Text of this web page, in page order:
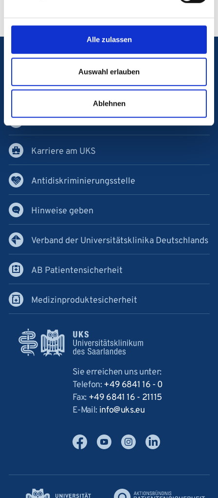
Alle zulassen
Auswahl erlauben
Ablehnen
Notfall
Blutspende
Kontakt & Anfahrt
Karriere am UKS
Antidiskriminierungsstelle
Hinweise geben
Verband der Universitätsklinika Deutschlands
AB Patientensicherheit
Medizinproduktesicherheit
Sie erreichen uns unter:
Telefon:+49 6841 16 - 0
Fax: +49 6841 16 - 21115
E-Mail: info ukseu